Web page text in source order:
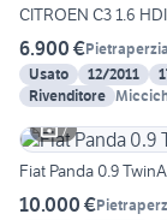
CITROEN C3 1.6
6.900 €Pietraperzia
Usato
12/2011
Rivenditore
7
Fiat Panda 0.9
10.000 €